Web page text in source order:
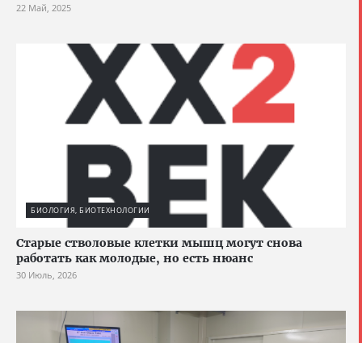
22 Май, 2025
БИОЛОГИЯ, БИОТЕХНОЛОГИИ
Старые стволовые клетки мышц могут снова
работать как молодые, но есть нюанс
30 Июль, 2026